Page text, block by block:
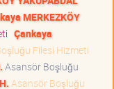
MERKEZKÖY
Çankaya
Filesi Hizmeti
Asansör Boşluğu
Asansör Boşluğu